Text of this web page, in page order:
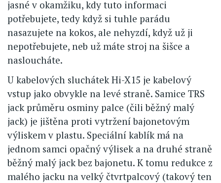
jasné v okamžiku, kdy tuto informaci
potřebujete, tedy když si tuhle parádu
nasazujete na kokos, ale nehyzdí, když už ji
nepotřebujete, neb už máte stroj na šišce a
nasloucháte.
U kabelových sluchátek Hi-X15 je kabelový
vstup jako obvykle na levé straně. Samice TRS
jack průměru osminy palce (čili běžný malý
jack) je jištěna proti vytržení bajonetovým
výliskem v plastu. Speciální kablík má na
jednom samci opačný výlisek a na druhé straně
běžný malý jack bez bajonetu. K tomu redukce z
malého jacku na velký čtvrtpalcový (takový ten